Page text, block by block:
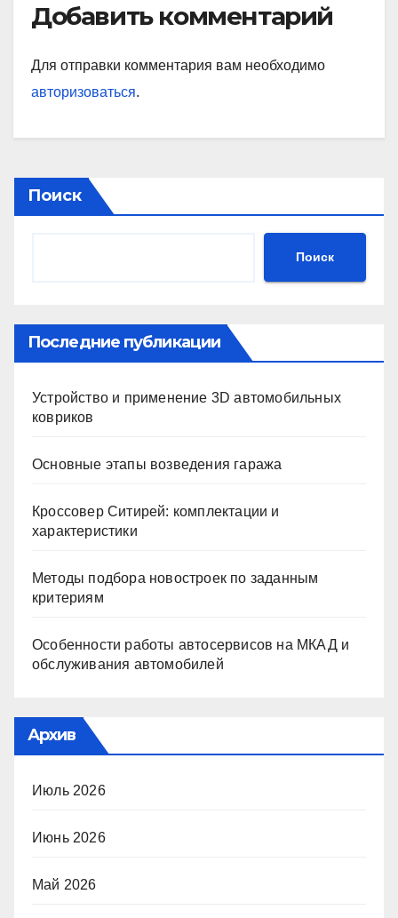
Добавить комментарий
Для отправки комментария вам необходимо
авторизоваться.
Поиск
Поиск
Последние публикации
Устройство и применение 3D автомобильных
ковриков
Основные этапы возведения гаража
Кроссовер Ситирей: комплектации и
характеристики
Методы подбора новостроек по заданным
критериям
Особенности работы автосервисов на МКАД и
обслуживания автомобилей
Архив
Июль 2026
Июнь 2026
Май 2026